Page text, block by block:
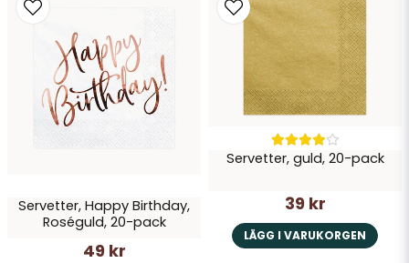
Servetter, Happy Birthday,
Roséguld, 20-pack
49 kr
Servetter, guld, 20-pack
39 kr
LÄGG I VARUKORGEN